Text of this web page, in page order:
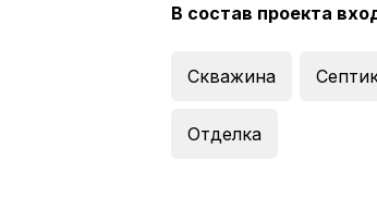
В состав проекта
Скважина
Отделка